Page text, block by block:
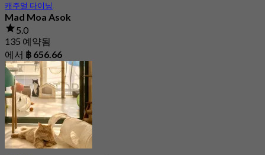
캐주얼 다이닝
Mad Moa Asok
5.0
135 예약됨
에서 ฿ 656.66